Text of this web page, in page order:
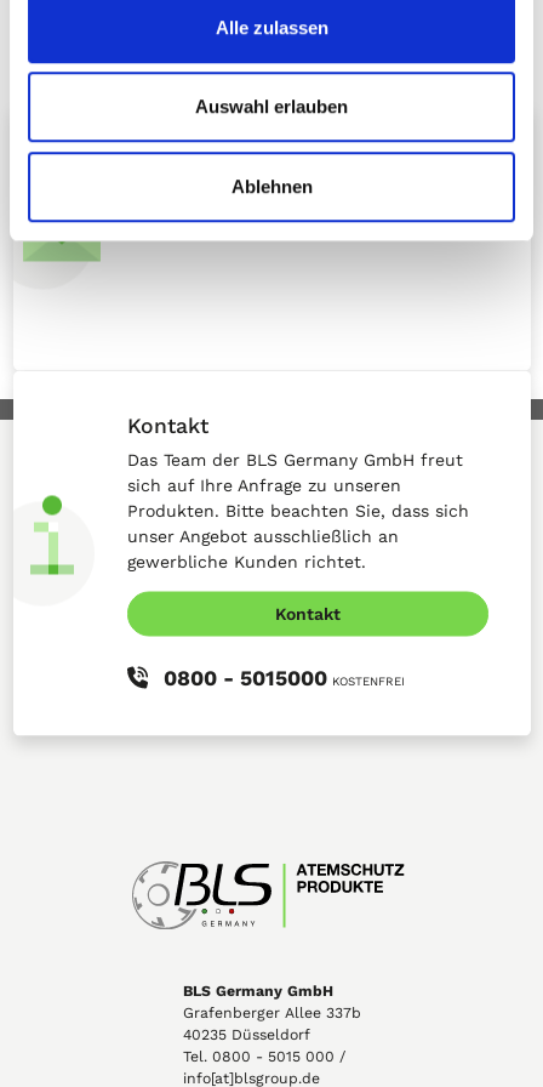
Alle zulassen
Auswahl erlauben
Ablehnen
Newsletter
Aktuelle Infos zu unseren Atemschutz-
Produkten kostenlos per E-Mail!
Kontakt
Das Team der BLS Germany GmbH freut
sich auf Ihre Anfrage zu unseren
Produkten. Bitte beachten Sie, dass sich
unser Angebot ausschließlich an
gewerbliche Kunden richtet.
Kontakt
0800 - 5015000 KOSTENFREI
BLS Germany GmbH
Grafenberger Allee 337b
40235 Düsseldorf
Tel. 0800 - 5015 000 /
info[at]blsgroup.de